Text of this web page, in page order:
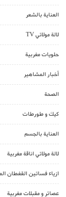
العناية بالشعر
لالة مولاتي TV
حلويات مغربية
أخبار المشاهير
الصحة
كيك و طورطات
العناية بالجسم
لالة مولاتي اناقة مغربية
ازياء فساتين القفطان
عصائر و مقبلات مغربية